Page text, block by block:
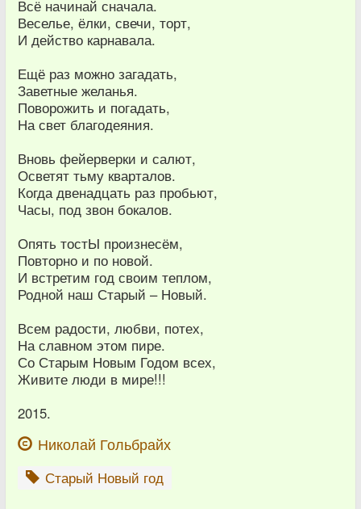
Всё начинай сначала.
Веселье, ёлки, свечи, торт,
И действо карнавала.
Ещё раз можно загадать,
Заветные желанья.
Поворожить и погадать,
На свет благодеяния.
Вновь фейерверки и салют,
Осветят тьму кварталов.
Когда двенадцать раз пробьют,
Часы, под звон бокалов.
Опять тостЫ произнесём,
Повторно и по новой.
И встретим год своим теплом,
Родной наш Старый – Новый.
Всем радости, любви, потех,
На славном этом пире.
Со Старым Новым Годом всех,
Живите люди в мире!!!
2015.
Николай Гольбрайх
Старый Новый год